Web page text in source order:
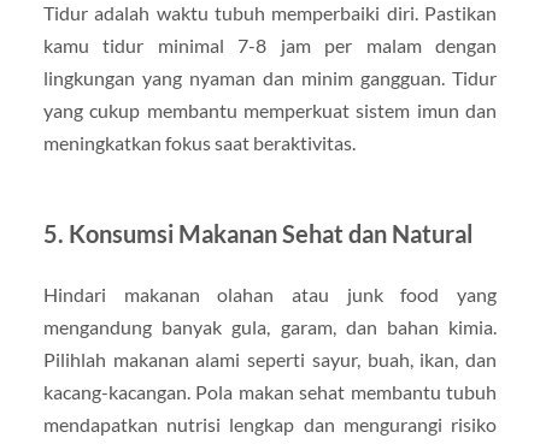
Tidur adalah waktu tubuh memperbaiki diri. Pastikan
kamu tidur minimal 7-8 jam per malam dengan
lingkungan yang nyaman dan minim gangguan. Tidur
yang cukup membantu memperkuat sistem imun dan
meningkatkan fokus saat beraktivitas.
5. Konsumsi Makanan Sehat dan Natural
Hindari makanan olahan atau junk food yang
mengandung banyak gula, garam, dan bahan kimia.
Pilihlah makanan alami seperti sayur, buah, ikan, dan
kacang-kacangan. Pola makan sehat membantu tubuh
mendapatkan nutrisi lengkap dan mengurangi risiko